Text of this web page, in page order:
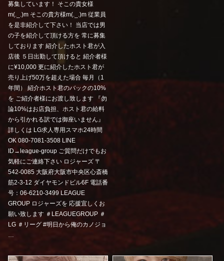
募集しています！ そこの貴女様
m(._.)m そこの貴方様m(._.)m 従業員
を是非紹介して下さい！ 当店では男
の子を紹介して頂ける方を 常に募集
しております 紹介したホスト君が入
店後 ５日出勤して頂けると 紹介者様
に¥10,000 更に紹介したホスト君が
売り上げ50万を超えた場合 毎月（1
年間） 紹介ホスト君のバックの10%
を ご紹介者様にお渡し致します 『勿
論10%はお店負担、ホスト君の給料
から引かれる訳では御座いません』
詳しくは LG求人専用スマホ24時間
OK 080-7081-3508 LINE
ID→league-group ご質問だけでもお
気軽にご連絡下さい ロジャーズ 〒
542-0085 大阪府大阪市中央区心斎橋
筋2-3-12 ダイヤモンドビル6F 電話番
号：06-6210-3499 LEAGUE
GROUP ロジャーズを 応援宜しくお
願い致します ＃LEAGUEGROUP ＃
LG ＃リーグ #明日から俺のカノジョ
…